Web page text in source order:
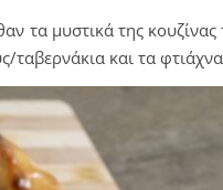
τα μυστικά της κουζίνας
ταβερνάκια και τα